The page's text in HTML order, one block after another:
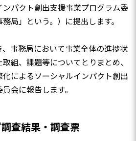
パクト創出支援事業プログラム委
局」という。）に提出します。
事務局において事業全体の進捗状
組、課題等についてとりまとめ、
によるソーシャルインパクト創出
会に報告します。
査結果・調査票